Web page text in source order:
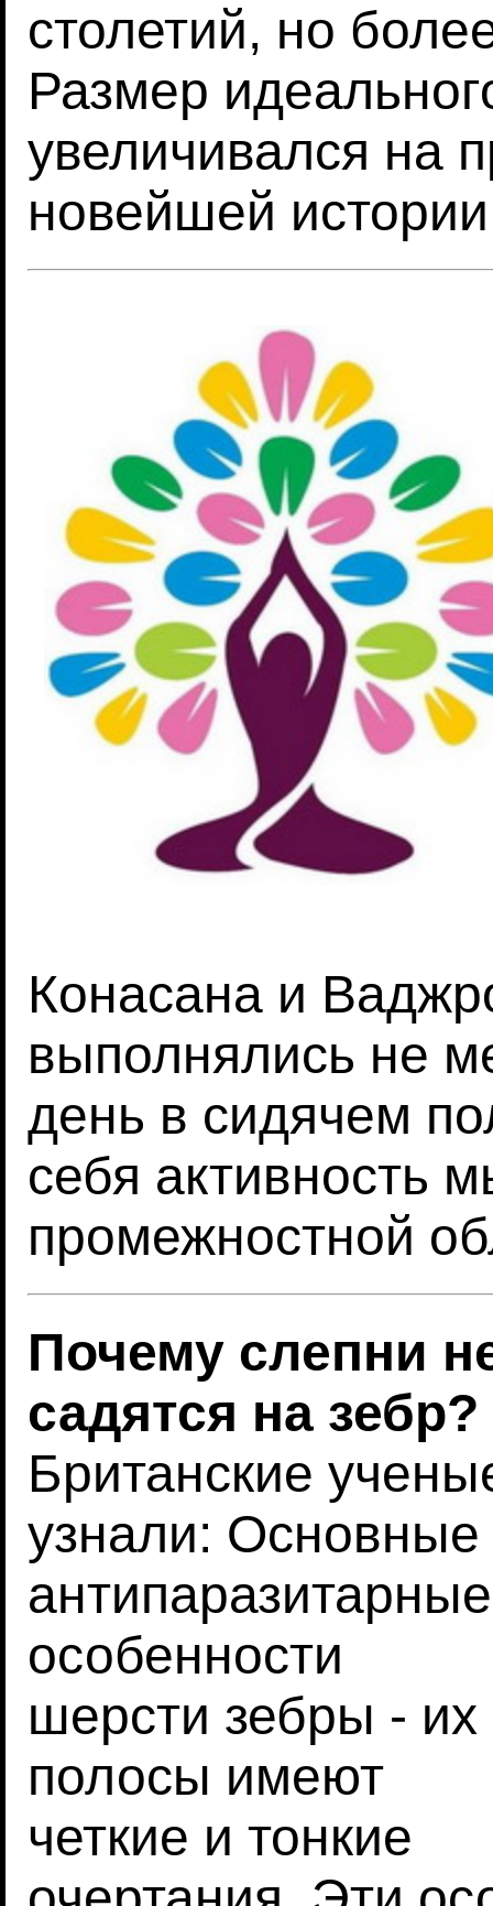
столетий, но
Размер
увеличивался на
новейшей истории
Конасана и
выполнялись не
день в сидячем
себя активность
промежностной
Почему слепни
садятся на зебр?
Британские
узнали: Основные
антипаразитарные
особенности
шерсти зебры - их
полосы имеют
четкие и тонкие